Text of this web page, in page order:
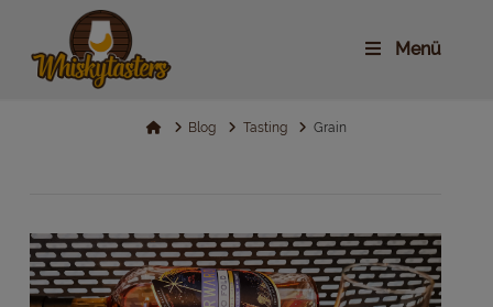
Menü
HomeBlog Tasting Grain